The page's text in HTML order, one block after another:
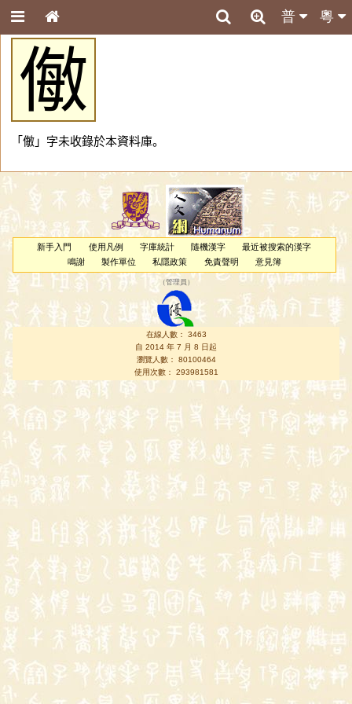
粵
普
𠍁
「𠍁」字未收錄於本資料庫。
新手入門 使用凡例 字庫統計 隨機漢字
最近被搜索的漢字
鳴謝
製作單位 私隱政策 免責聲明 意見簿
（管理員 ）
在線人數： 3463
自 2014 年 7 月 8 日起
瀏覽人數： 80100464
使用次數： 293981581